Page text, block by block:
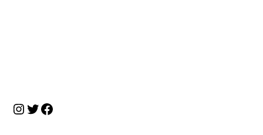
Instagram
Twitter
Facebook